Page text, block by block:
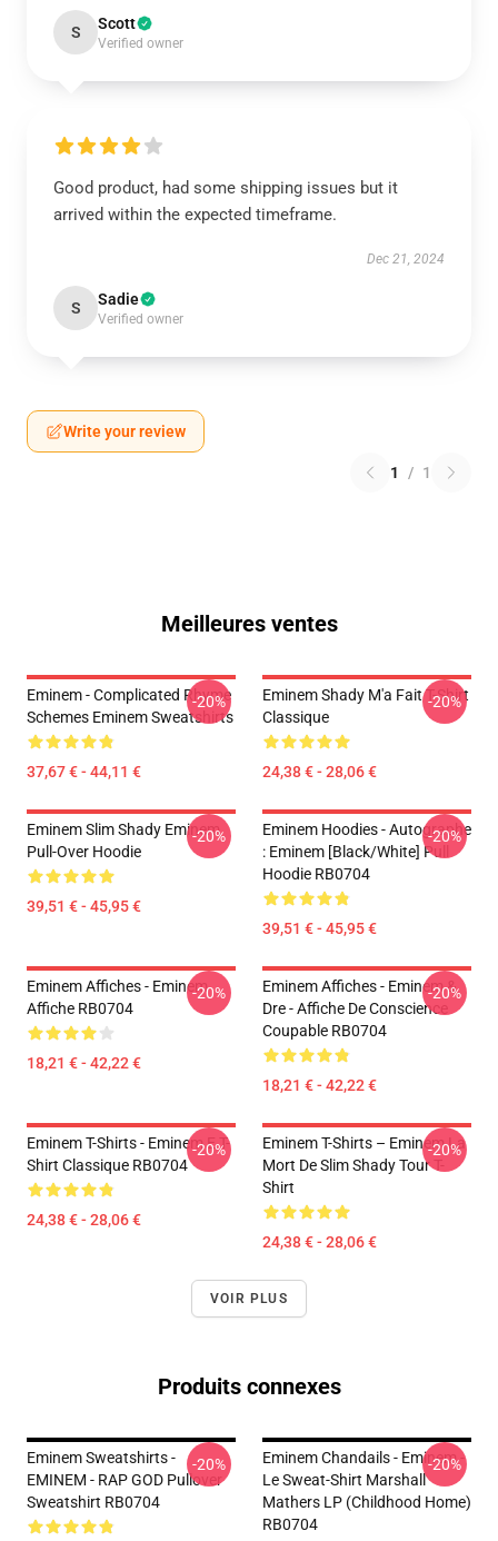
S Scott
Verified owner
Good product, had some shipping issues but it
arrived within the expected timeframe.
Dec 21, 2024
S Sadie
Verified owner
Write your review
1 / 1
Meilleures ventes
Eminem - Complicated Rhyme
Schemes Eminem Sweatshirts
37,67 € - 44,11 €
-20%
Eminem Shady M'a Fait T-Shirt
Classique
24,38 € - 28,06 €
-20%
Eminem Slim Shady Eminem
Pull-Over Hoodie
39,51 € - 45,95 €
-20%
Eminem Hoodies - Autographe
: Eminem [Black/White] Pull
Hoodie RB0704
39,51 € - 45,95 €
-20%
Eminem Affiches - Eminem
Affiche RB0704
18,21 € - 42,22 €
-20%
Eminem Affiches - Eminem &
Dre - Affiche De Conscience
Coupable RB0704
18,21 € - 42,22 €
-20%
Eminem T-Shirts - Eminem E T-
Shirt Classique RB0704
24,38 € - 28,06 €
-20%
Eminem T-Shirts – Eminem La
Mort De Slim Shady Tour T-
Shirt
24,38 € - 28,06 €
-20%
VOIR PLUS
Produits connexes
Eminem Sweatshirts -
EMINEM - RAP GOD Pullover
Sweatshirt RB0704
-20%
Eminem Chandails - Eminem -
Le Sweat-Shirt Marshall
Mathers LP (Childhood Home)
RB0704
-20%